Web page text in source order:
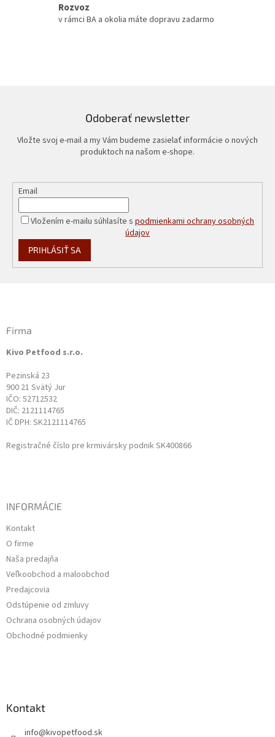
Rozvoz
v rámci BA a okolia máte dopravu zadarmo
Odoberať newsletter
Vložte svoj e-mail a my Vám budeme zasielať informácie o nových
produktoch na našom e-shope.
Email
Vložením e-mailu súhlasíte s podmienkami ochrany osobných
údajov
PRIHLÁSIŤ SA
Firma
Kivo Petfood s.r.o.
Pezinská 23
900 21 Svätý Jur
IČO: 52712532
DIČ: 2121114765
IČ DPH: SK2121114765
Registračné číslo pre krmivársky podnik SK400866
INFORMÁCIE
Kontakt
O firme
Naša predajňa
Veľkoobchod a maloobchod
Predajcovia
Odstúpenie od zmluvy
Ochrana osobných údajov
Obchodné podmienky
Kontakt
info@kivopetfood.sk